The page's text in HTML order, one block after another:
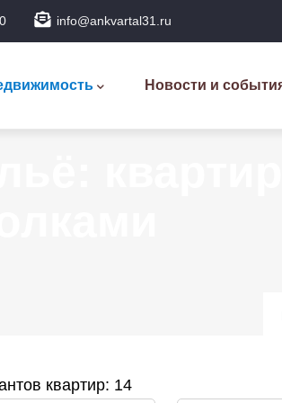
info@ankvartal31.ru
Новости и
квартир: 14